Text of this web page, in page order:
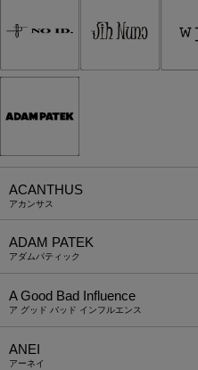
ACANTHUS
アカンサス
ADAM PATEK
アダムパティック
A Good Bad Influence
ア グッド バッド インフルエンス
ANEI
アーネイ